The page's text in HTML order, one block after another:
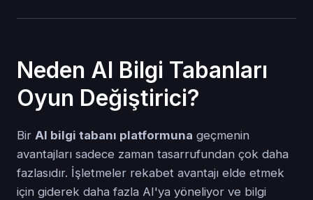
Neden AI Bilgi Tabanları
Oyun Değiştirici?
Bir AI bilgi tabanı platformuna geçmenin
avantajları sadece zaman tasarrufundan çok daha
fazlasıdır. İşletmeler rekabet avantajı elde etmek
için giderek daha fazla AI'ya yöneliyor ve bilgi